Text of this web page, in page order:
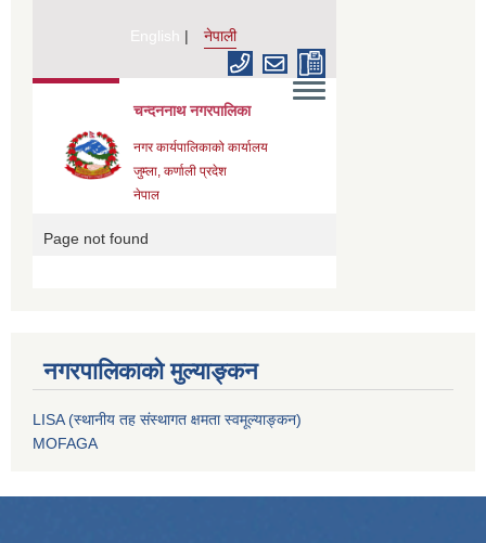
नगरपालिकाको मुल्याङ्कन
LISA (स्थानीय तह संस्थागत क्षमता स्वमूल्याङ्कन)
MOFAGA